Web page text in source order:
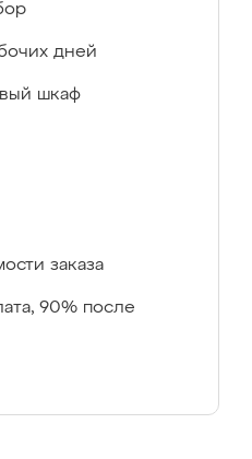
дней
шкаф
заказа
90% после